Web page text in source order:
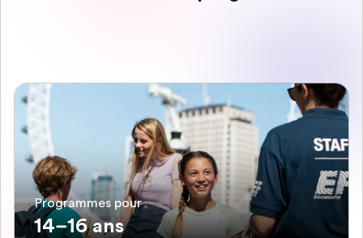
Programmes pour
14–16 ans